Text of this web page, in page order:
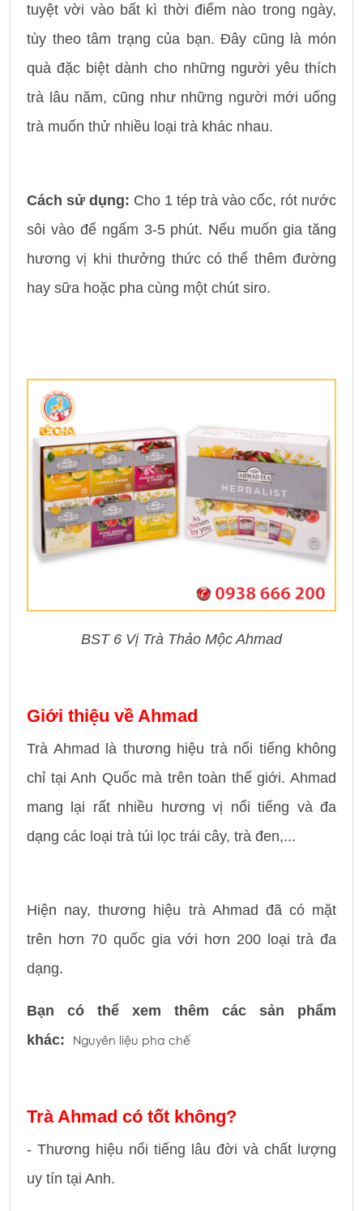
tuyệt vời vào bất kì thời điểm nào trong ngày,
tùy theo tâm trạng của bạn. Đây cũng là món
quà đặc biệt dành cho những người yêu thích
trà lâu năm, cũng như những người mới uống
trà muốn thử nhiều loại trà khác nhau.
Cách sử dụng: Cho 1 tép trà vào cốc, rót nước
sôi vào để ngấm 3-5 phút. Nếu muốn gia tăng
hương vị khi thưởng thức có thể thêm đường
hay sữa hoặc pha cùng một chút siro.
BST 6 Vị Trà Thảo Mộc Ahmad
Giới thiệu về Ahmad
Trà Ahmad là thương hiệu trà nổi tiếng không
chỉ tại Anh Quốc mà trên toàn thế giới. Ahmad
mang lại rất nhiều hương vị nổi tiếng và đa
dạng các loại trà túi lọc trái cây, trà đen,...
Hiện nay, thương hiệu trà Ahmad đã có mặt
trên hơn 70 quốc gia với hơn 200 loại trà đa
dạng.
Bạn có thể xem thêm các sản phẩm
khác: Nguyên liệu pha chế
Trà Ahmad có tốt không?
- Thương hiệu nổi tiếng lâu đời và chất lượng
uy tín tại Anh.